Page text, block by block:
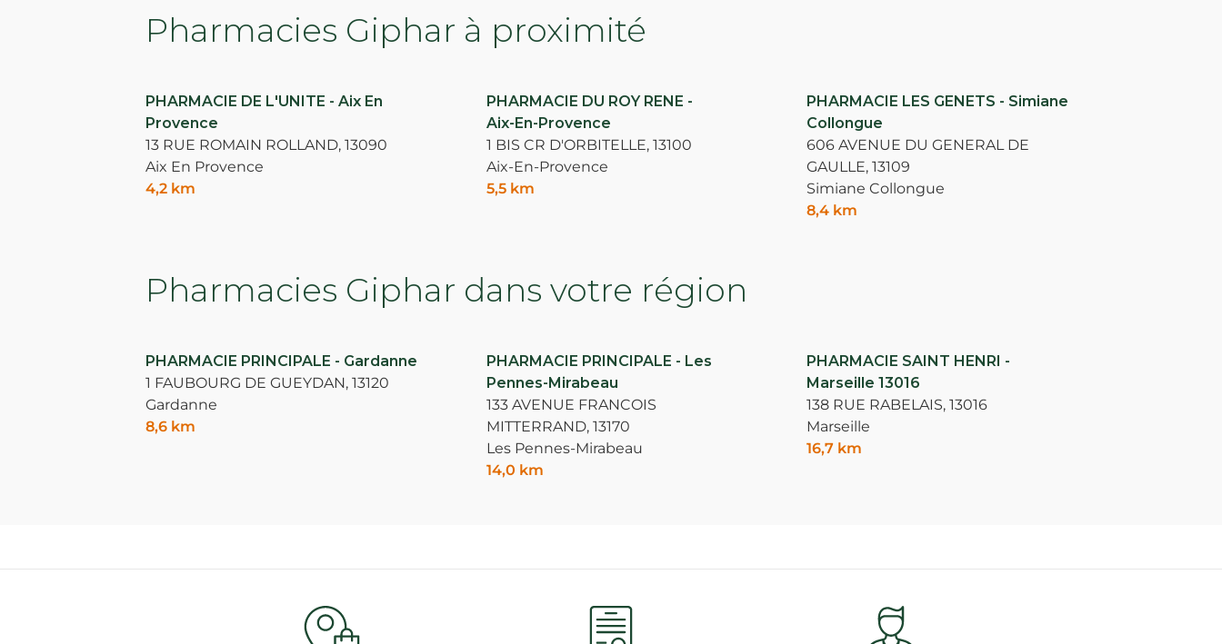
Pharmacies Giphar à proximité
PHARMACIE DE L'UNITE - Aix En
Provence
13 RUE ROMAIN ROLLAND, 13090
Aix En Provence
4,2 km
PHARMACIE DU ROY RENE -
Aix-En-Provence
1 BIS CR D'ORBITELLE, 13100
Aix-En-Provence
5,5 km
PHARMACIE LES GENETS - Simiane
Collongue
606 AVENUE DU GENERAL DE
GAULLE, 13109
Simiane Collongue
8,4 km
Pharmacies Giphar dans votre région
PHARMACIE PRINCIPALE - Gardanne
1 FAUBOURG DE GUEYDAN, 13120
Gardanne
8,6 km
PHARMACIE PRINCIPALE - Les
Pennes-Mirabeau
133 AVENUE FRANCOIS
MITTERRAND, 13170
Les Pennes-Mirabeau
14,0 km
PHARMACIE SAINT HENRI -
Marseille 13016
138 RUE RABELAIS, 13016
Marseille
16,7 km